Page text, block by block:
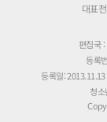
대표
편집국
등록
등록일: 2013.11.13
청